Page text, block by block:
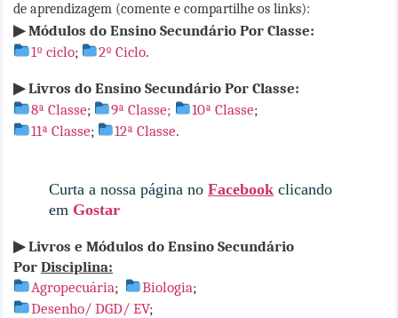
de aprendizagem (comente e compartilhe os links):
▶ Módulos do Ensino Secundário Por Classe:
1º ciclo; 2º Ciclo.
▶ Livros do Ensino Secundário Por Classe:
8ª Classe; 9ª Classe; 10ª Classe;
11ª Classe; 12ª Classe.
Curta a nossa página no Facebook clicando
em Gostar
▶ Livros e Módulos do Ensino Secundário
Por Disciplina:
Agropecuária; Biologia;
Desenho/ DGD/ EV;